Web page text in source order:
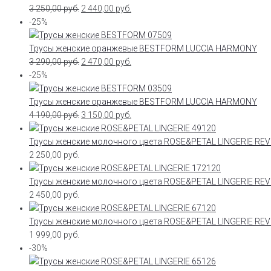
3 250,00руб. 2 440,00 руб.
-25%
Трусы женские оранжевые BESTFORM LUCCIA HARMONY
3 290,00руб. 2 470,00 руб.
-25%
Трусы женские оранжевые BESTFORM LUCCIA HARMONY
4 190,00руб. 3 150,00 руб.
Трусы женские молочного цвета ROSE&PETAL LINGERIE
2 250,00 руб.
Трусы женские молочного цвета ROSE&PETAL LINGERIE
2 450,00 руб.
Трусы женские молочного цвета ROSE&PETAL LINGERIE
1 999,00 руб.
-30%